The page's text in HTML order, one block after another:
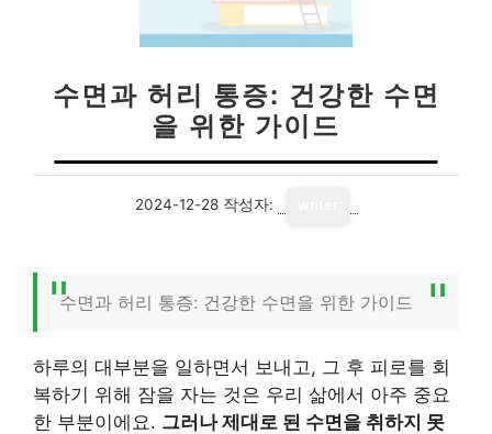
수면과 허리 통증: 건강한 수면
을 위한 가이드
2024-12-28 작성자:
수면과 허리 통증: 건강한 수면을 위한 가이드
하루의 대부분을 일하면서 보내고, 그 후 피로를 회
복하기 위해 잠을 자는 것은 우리 삶에서 아주 중요
한 부분이에요. 그러나 제대로 된 수면을 취하지 못